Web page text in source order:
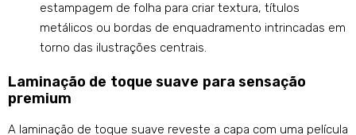
estampagem de folha para criar textura, títulos
metálicos ou bordas de enquadramento intrincadas em
torno das ilustrações centrais.
Laminação de toque suave para sensação
premium
A laminação de toque suave reveste a capa com uma película